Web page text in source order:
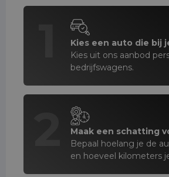
Kies een auto die bij
Kies uit ons aanbod
bedrijfswagens.
Maak een schatting
Bepaal hoelang je de
en hoeveel kilometers